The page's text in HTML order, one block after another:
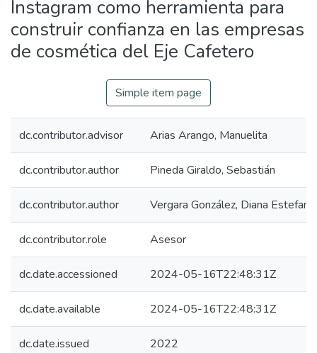
Instagram como herramienta para
construir confianza en las empresas
de cosmética del Eje Cafetero
Simple item page
dc.contributor.advisor Arias Arango, Manuelita
dc.contributor.author Pineda Giraldo, Sebastián
dc.contributor.author Vergara González, Diana Estefanía
dc.contributor.role Asesor
dc.date.accessioned 2024-05-16T22:48:31Z
dc.date.available 2024-05-16T22:48:31Z
dc.date.issued 2022